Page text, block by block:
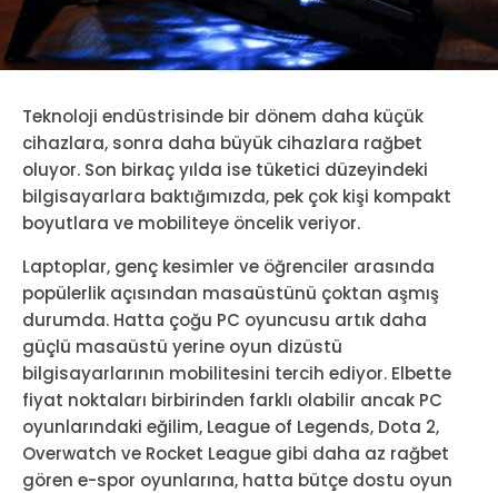
Teknoloji endüstrisinde bir dönem daha küçük
cihazlara, sonra daha büyük cihazlara rağbet
oluyor. Son birkaç yılda ise tüketici düzeyindeki
bilgisayarlara baktığımızda, pek çok kişi kompakt
boyutlara ve mobiliteye öncelik veriyor.
Laptoplar, genç kesimler ve öğrenciler arasında
popülerlik açısından masaüstünü çoktan aşmış
durumda. Hatta çoğu PC oyuncusu artık daha
güçlü masaüstü yerine oyun dizüstü
bilgisayarlarının mobilitesini tercih ediyor. Elbette
fiyat noktaları birbirinden farklı olabilir ancak PC
oyunlarındaki eğilim, League of Legends, Dota 2,
Overwatch ve Rocket League gibi daha az rağbet
gören e-spor oyunlarına, hatta bütçe dostu oyun